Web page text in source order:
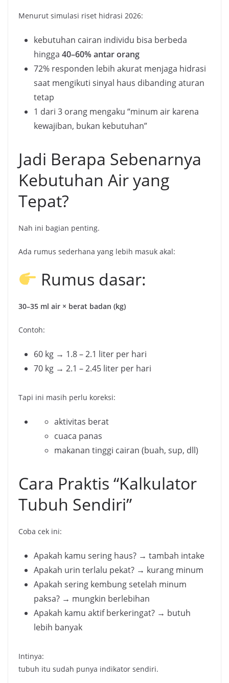
Menurut simulasi riset hidrasi 2026:
kebutuhan cairan individu bisa berbeda
hingga 40–60% antar orang
72% responden lebih akurat menjaga hidrasi
saat mengikuti sinyal haus dibanding aturan
tetap
1 dari 3 orang mengaku “minum air karena
kewajiban, bukan kebutuhan”
Jadi Berapa Sebenarnya
Kebutuhan Air yang
Tepat?
Nah ini bagian penting.
Ada rumus sederhana yang lebih masuk akal:
Rumus dasar:
30–35 ml air × berat badan (kg)
Contoh:
60 kg → 1.8 – 2.1 liter per hari
70 kg → 2.1 – 2.45 liter per hari
Tapi ini masih perlu koreksi:
aktivitas berat
cuaca panas
makanan tinggi cairan (buah, sup, dll)
Cara Praktis “Kalkulator
Tubuh Sendiri”
Coba cek ini:
Apakah kamu sering haus? → tambah intake
Apakah urin terlalu pekat? → kurang minum
Apakah sering kembung setelah minum
paksa? → mungkin berlebihan
Apakah kamu aktif berkeringat? → butuh
lebih banyak
Intinya:
tubuh itu sudah punya indikator sendiri.